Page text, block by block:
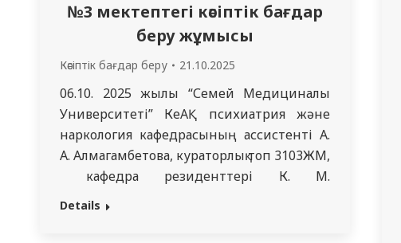
№3 мектептегі кәсіптік бағдар
беру жұмысы
Кәсіптік бағдар беру 21.10.2025
06.10. 2025 жылы “Семей Медициналық
Университеті” КеАҚ психиатрия және
наркология кафедрасының ассистенті А.
А. Алмагамбетова, кураторлық топ 3103ЖМ,
кафедра резиденттері К. М.
Скрипниковамен, А. Н. Батыровамен бірге
Details